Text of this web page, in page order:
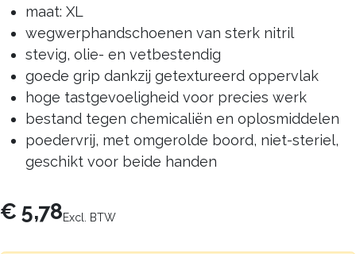
maat: XL
wegwerphandschoenen van sterk nitril
stevig, olie- en vetbestendig
goede grip dankzij getextureerd oppervlak
hoge tastgevoeligheid voor precies werk
bestand tegen chemicaliën en oplosmiddelen
poedervrij, met omgerolde boord, niet-steriel,
geschikt voor beide handen
€ 5,78Excl. BTW